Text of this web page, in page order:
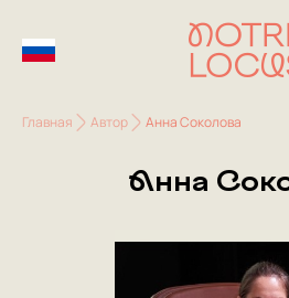
Главная Автор Анна Соколова
Анна